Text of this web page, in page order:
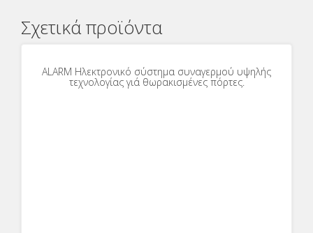
Σχετικά προϊόντα
ALARM Ηλεκτρονικό σύστημα συναγερμού υψηλής
τεχνολογίας γιά θωρακισμένες πόρτες.